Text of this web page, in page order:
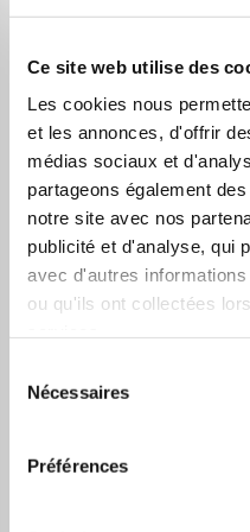
Ce site web utilise des
Les cookies nous
et les annonces, d'offrir
médias sociaux et
partageons également
notre site avec nos
publicité et d'analyse, qui
avec d'autres
ou qu'ils ont collectées
Nécessaires
Préférences
Engie Electrabel a
nouveau parc éolien sur
en Belgique, mis en
nouvelle installation
en Belgique à un total
Groupe ambitionne
terrestre d’ici 2020. De
parc éolien de Gand qui
projet, une